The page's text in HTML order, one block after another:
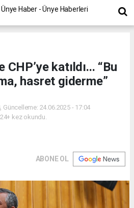
katıldı... “Bu
hasret giderme”
Güncelleme: 24.06.2025 - 17:04
kez okundu.
ABONE OL